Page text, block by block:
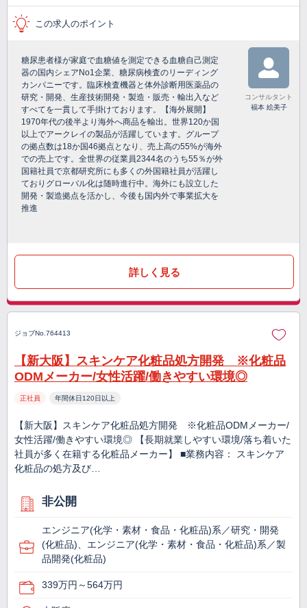
この求人のポイント
糖尿患者様が家庭で血糖値を測定できる血糖自己測定
器の国内シェアNo1企業、糖尿病検査のリーディング
カンパニーです。臨床検査機器と体外診断用医薬品の
研究・開発、生産技術開発・製造・販売・輸出入など
すべてを一貫して手掛けております。【海外展開】
1970年代の後半より海外へ商品を輸出。世界120か国
以上でアークレイの製品が活躍しています。グループ
の拠点数は18か国46拠点となり、売上高の55%が海外
での売上です。全世界の従業員2344名のうち55％が外
国籍社員で京都研究所にも多くの外国籍社員が活躍し
ておりグローバル化は随時進行中。海外にも設立した
開発・製造拠点を活かし、今後も国内外で事業拡大を
推進
コンサルタント
福本 絵美子
詳しく見る
ジョブNo.764413
【新大阪】スキンケア化粧品処方開発 ※化粧品
ODMメーカー/女性活躍/働きやすい環境◎
正社員 年間休日120日以上
【新大阪】スキンケア化粧品処方開発 ※化粧品ODMメーカー/
女性活躍/働きやすい環境◎ 【長期就業しやすい環境/落ち着いた
社員が多く在籍する化粧品メーカー】 ■業務内容： スキンケア
化粧品の処方及び…
非公開
エンジニア(化学・素材・食品・化粧品)系／研究・開発
(化粧品)、エンジニア(化学・素材・食品・化粧品)系／製
品開発(化粧品)
339万円～564万円